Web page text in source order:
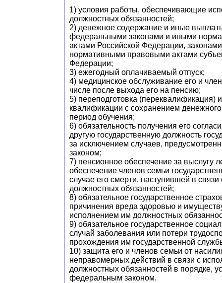
1) условия работы, обеспечивающие
должностных обязанностей;
2) денежное содержание и иные
федеральными законами и иными
актами Российской Федерации,
нормативными правовыми актами
Федерации;
3) ежегодный оплачиваемый отпуск;
4) медицинское обслуживание его и
числе после выхода его на пенсию;
5) переподготовка (переквалификация)
квалификации с сохранением
период обучения;
6) обязательность получения его
другую государственную должность
за исключением случаев,
законом;
7) пенсионное обеспечение за выслугу
обеспечение членов семьи
случае его смерти, наступившей в
должностных обязанностей;
8) обязательное государственное
причинения вреда здоровью и
исполнением им должностных
9) обязательное государственное
случай заболевания или потери
прохождения им государственной
10) защита его и членов семьи от
неправомерных действий в связи с
должностных обязанностей в порядке,
федеральным законом.